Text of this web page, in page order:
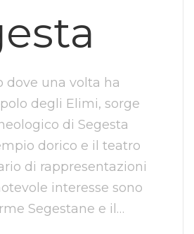
dove una volta ha
degli Elimi, sorge
di Segesta
dorico e il teatro
di rappresentazioni
interesse sono
Segestane e il…